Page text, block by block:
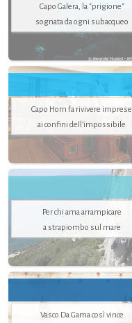
Capo Galera, la "prigione"
sognata da ogni subacqueo
Capo Horn fa rivivere imprese
ai confini dell’impossibile
Per chi ama arrampicare
a strapiombo sul mare
Vasco Da Gama così vince